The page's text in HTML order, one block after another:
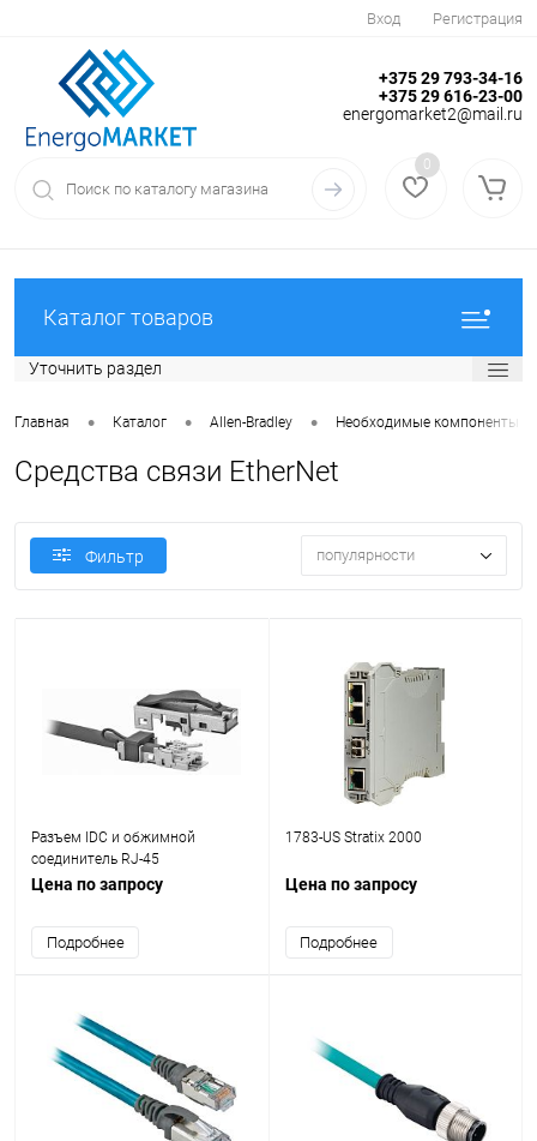
Вход Регистрация
+375 29 793-34-16
+375 29 616-23-00
energomarket2@mail.ru
0
Каталог товаров
Уточнить раздел
Главная • Каталог • Allen-Bradley • Необходимые компоненты
Средства связи EtherNet
Фильтр популярности
Разъем IDC и обжимной
соединитель RJ-45
Цена по запросу
Подробнее
1783-US Stratix 2000
Цена по запросу
Подробнее